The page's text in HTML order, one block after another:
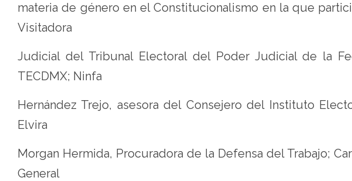
materia de género en el Constitucionalismo en la que
Visitadora
Judicial del Tribunal Electoral del Poder Judicial de la
TECDMX; Ninfa
Hernández Trejo, asesora del Consejero del Instituto
Elvira
Morgan Hermida, Procuradora de la Defensa del Trabajo;
General